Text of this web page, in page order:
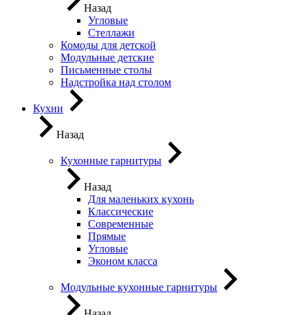
Назад
Угловые
Стеллажи
Комоды для детской
Модульные детские
Письменные столы
Надстройка над столом
Кухни
Назад
Кухонные гарнитуры
Назад
Для маленьких кухонь
Классические
Современные
Прямые
Угловые
Эконом класса
Модульные кухонные гарнитуры